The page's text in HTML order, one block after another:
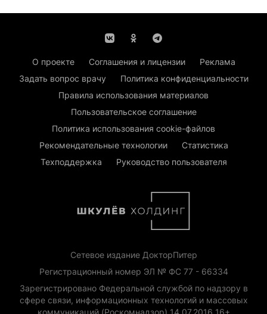
О проекте Соглашения и лицензии
Реклама
Задать вопрос врачу
Политика конфиденциальности
Правила использования материалов
Пользовательское соглашение
Политика использования cookie-файлов
Рекомендательные технологии
Статистика
Техподдержка
Руководство пользователя
Сетевое издание ДокторПитер
Регистрационный номер ЭЛ № ФС 77 - 66334
Зарегистрировано Федеральной службой по надзору в
сфере связи, информационных технологий и массовых
коммуникаций (Роскомнадзор) 14.07.2016 16+